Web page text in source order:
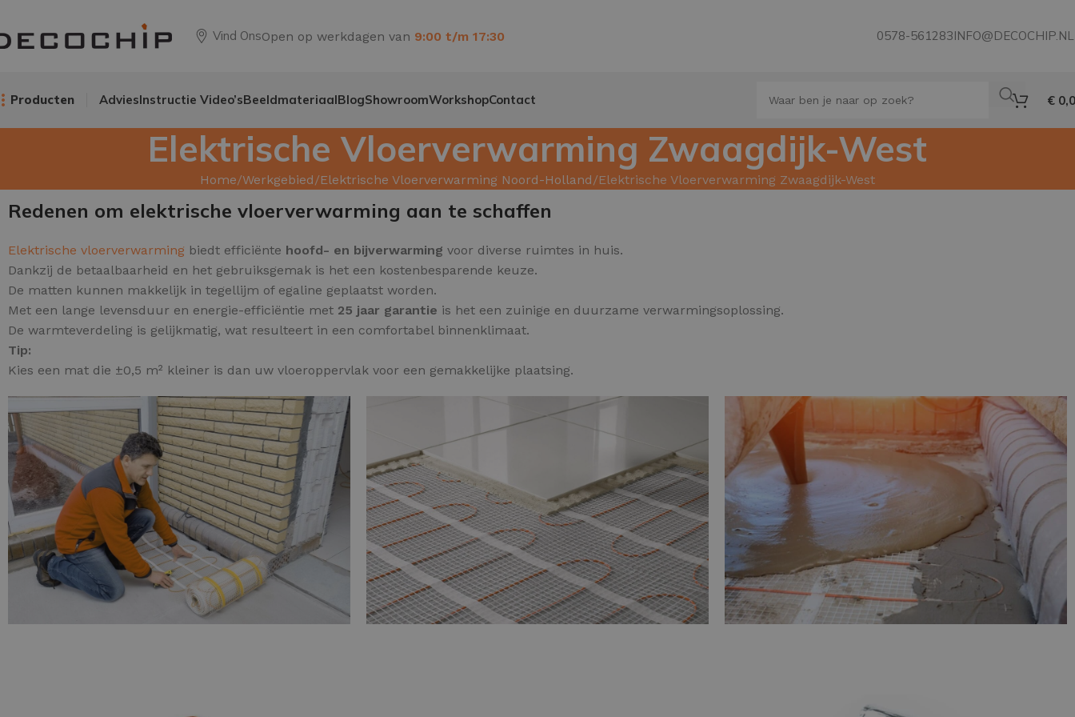
Vind OnsOpen op werkdagen van 9:00 t/m 17:30 0578-561283INFO@DECOCHIP.NL
Producten AdviesInstructie Video’sBeeldmateriaalBlogShowroomWorkshopContact €
Elektrische Vloerverwarming Zwaagdijk-West
Home Werkgebied Elektrische Vloerverwarming Noord-Holland Elektrische Vloerverwarming Zwaagdijk-West
Redenen om elektrische vloerverwarming aan te schaffen
Elektrische vloerverwarming biedt efficiënte hoofd- en bijverwarming voor diverse ruimtes in huis.
Dankzij de betaalbaarheid en het gebruiksgemak is het een kostenbesparende keuze.
De matten kunnen makkelijk in tegellijm of egaline geplaatst worden.
Met een lange levensduur en energie-efficiëntie met 25 jaar garantie is het een zuinige en duurzame verwarmingsoplossing.
De warmteverdeling is gelijkmatig, wat resulteert in een comfortabel binnenklimaat.
Tip:
Kies een mat die ±0,5 m² kleiner is dan uw vloeroppervlak voor een gemakkelijke plaatsing.